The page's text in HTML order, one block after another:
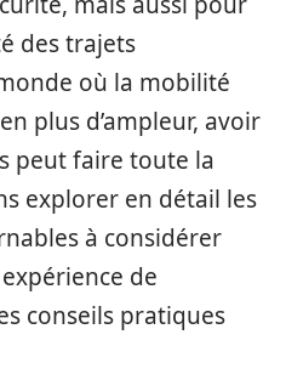
des trajets
où la mobilité
plus d’ampleur, avoir
peut faire toute la
explorer en détail les
à considérer
de
conseils pratiques